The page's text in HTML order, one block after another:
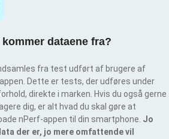
kommer dataene fra?
fra test udført af brugere af
Dette er tests, der udføres under
direkte i marken. Hvis du også gerne
dig, er alt hvad du skal gøre at
nPerf-appen til din smartphone. Jo
der er, jo mere omfattende vil